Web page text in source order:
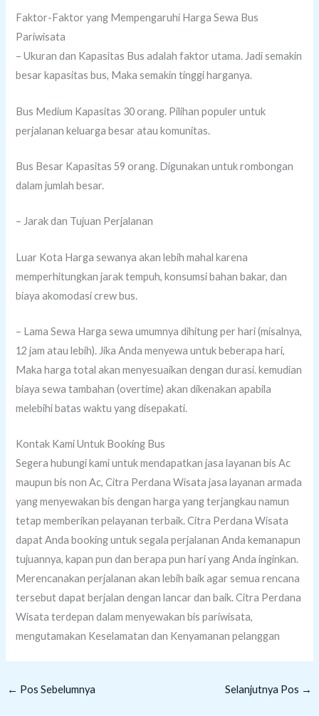
Faktor-Faktor yang Mempengaruhi Harga Sewa Bus
Pariwisata
– Ukuran dan Kapasitas Bus adalah faktor utama. Jadi semakin
besar kapasitas bus, Maka semakin tinggi harganya.
Bus Medium Kapasitas 30 orang. Pilihan populer untuk
perjalanan keluarga besar atau komunitas.
Bus Besar Kapasitas 59 orang. Digunakan untuk rombongan
dalam jumlah besar.
– Jarak dan Tujuan Perjalanan
Luar Kota Harga sewanya akan lebih mahal karena
memperhitungkan jarak tempuh, konsumsi bahan bakar, dan
biaya akomodasi crew bus.
– Lama Sewa Harga sewa umumnya dihitung per hari (misalnya,
12 jam atau lebih). Jika Anda menyewa untuk beberapa hari,
Maka harga total akan menyesuaikan dengan durasi. kemudian
biaya sewa tambahan (overtime) akan dikenakan apabila
melebihi batas waktu yang disepakati.
Kontak Kami Untuk Booking Bus
Segera hubungi kami untuk mendapatkan jasa layanan bis Ac
maupun bis non Ac, Citra Perdana Wisata jasa layanan armada
yang menyewakan bis dengan harga yang terjangkau namun
tetap memberikan pelayanan terbaik. Citra Perdana Wisata
dapat Anda booking untuk segala perjalanan Anda kemanapun
tujuannya, kapan pun dan berapa pun hari yang Anda inginkan.
Merencanakan perjalanan akan lebih baik agar semua rencana
tersebut dapat berjalan dengan lancar dan baik. Citra Perdana
Wisata terdepan dalam menyewakan bis pariwisata,
mengutamakan Keselamatan dan Kenyamanan pelanggan
← Pos Sebelumnya Selanjutnya Pos →